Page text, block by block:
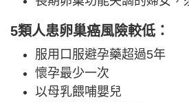
5類人患卵巢癌風險較低：
服用口服避孕藥超過5年
懷孕最少一次
以母乳餵哺嬰兒